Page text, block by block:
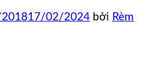
17/02/2024 bởi Rèm